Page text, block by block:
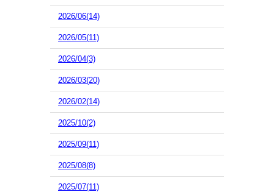
2026/06(14)
2026/05(11)
2026/04(3)
2026/03(20)
2026/02(14)
2025/10(2)
2025/09(11)
2025/08(8)
2025/07(11)